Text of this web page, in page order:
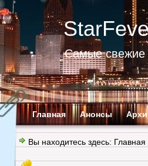
Самые свежие
Главная Анонсы
Вы находитесь здесь: Главная